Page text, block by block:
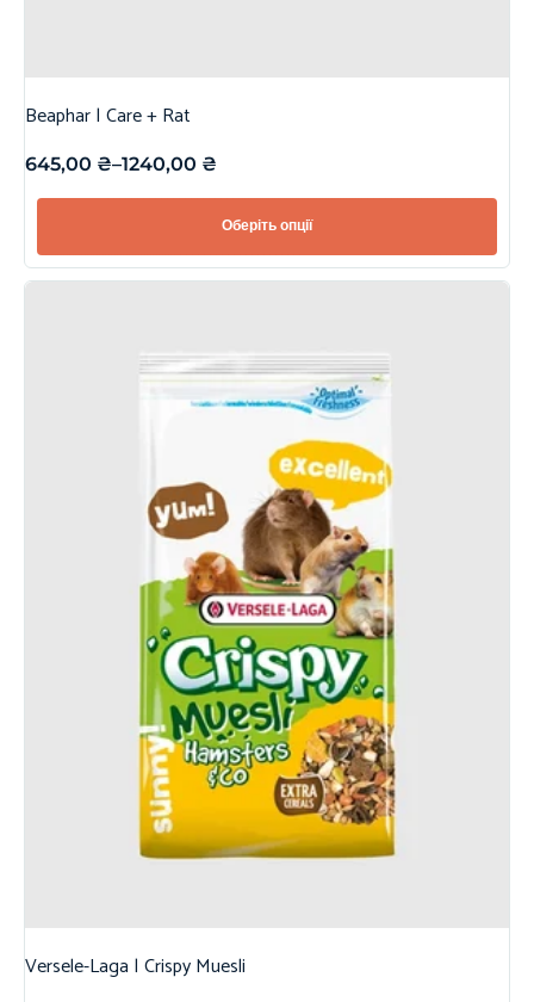
Beaphar | Care + Rat
645,00 ₴–1240,00 ₴
Оберіть опції
Versele-Laga | Crispy Muesli